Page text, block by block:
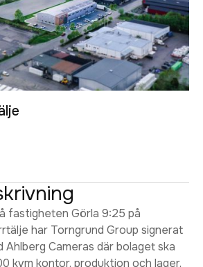
fastigheten Görla 9:25 på
har Torngrund Group signerat
Cameras där bolaget ska
kvm kontor, produktion och lager.